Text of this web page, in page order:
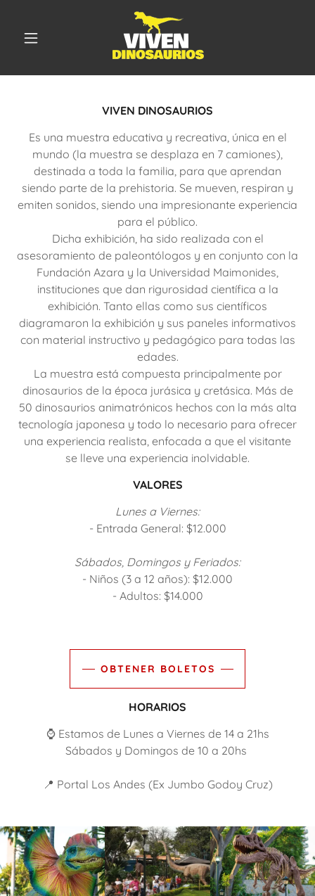
VIVEN DINOSAURIOS
Es una muestra educativa y recreativa, única en el
mundo (la muestra se desplaza en 7 camiones),
destinada a toda la familia, para que aprendan
siendo parte de la prehistoria. Se mueven, respiran y
emiten sonidos, siendo una impresionante experiencia
para el público.
Dicha exhibición, ha sido realizada con el
asesoramiento de paleontólogos y en conjunto con la
Fundación Azara y la Universidad Maimonides,
instituciones que dan rigurosidad científica a la
exhibición. Tanto ellas como sus científicos
diagramaron la exhibición y sus paneles informativos
con material instructivo y pedagógico para todas las
edades.
La muestra está compuesta principalmente por
dinosaurios de la época jurásica y cretásica. Más de
50 dinosaurios animatrónicos hechos con la más alta
tecnología japonesa y todo lo necesario para ofrecer
una experiencia realista, enfocada a que el visitante
se lleve una experiencia inolvidable.
VALORES
Lunes a Viernes:
- Entrada General: $12.000
Sábados, Domingos y Feriados:
- Niños (3 a 12 años): $12.000
- Adultos: $14.000
OBTENER BOLETOS
HORARIOS
⌚️ Estamos de Lunes a Viernes de 14 a 21hs
Sábados y Domingos de 10 a 20hs
📍 Portal Los Andes (Ex Jumbo Godoy Cruz)